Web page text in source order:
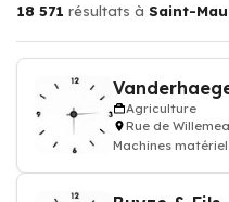
18 571 résultats à Saint-
Agriculture
Rue de
Machines